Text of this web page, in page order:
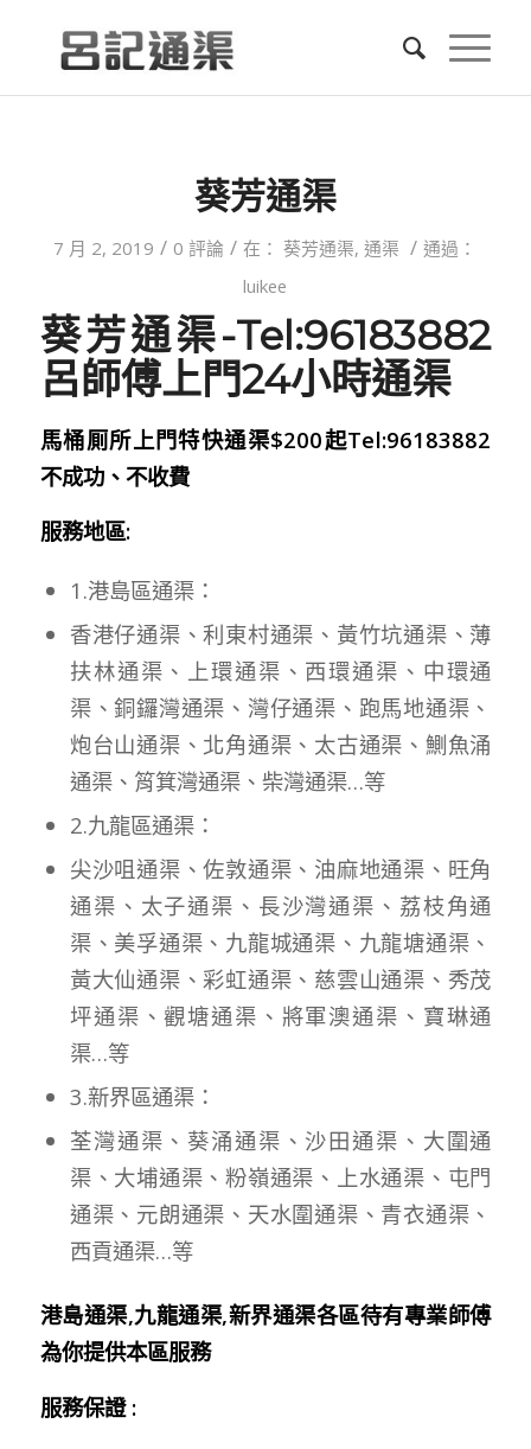
葵芳通渠
7 月 2, 2019 / 0 評論 / 在：葵芳通渠,通渠 / 通過：
luikee
葵芳通渠-Tel:96183882
呂師傅上門24小時通渠
馬桶厠所上門特快通渠$200起Tel:96183882
不成功、不收費
服務地區:
1.港島區通渠：
香港仔通渠、利東村通渠、黃竹坑通渠、薄
扶林通渠、上環通渠、西環通渠、中環通
渠、銅鑼灣通渠、灣仔通渠、跑馬地通渠、
炮台山通渠、北角通渠、太古通渠、鰂魚涌
通渠、筲箕灣通渠、柴灣通渠…等
2.九龍區通渠：
尖沙咀通渠、佐敦通渠、油麻地通渠、旺角
通渠、太子通渠、長沙灣通渠、荔枝角通
渠、美孚通渠、九龍城通渠、九龍塘通渠、
黃大仙通渠、彩虹通渠、慈雲山通渠、秀茂
坪通渠、觀塘通渠、將軍澳通渠、寶琳通
渠…等
3.新界區通渠：
荃灣通渠、葵涌通渠、沙田通渠、大圍通
渠、大埔通渠、粉嶺通渠、上水通渠、屯門
通渠、元朗通渠、天水圍通渠、青衣通渠、
西貢通渠…等
港島通渠,九龍通渠,新界通渠各區待有專業師傅
為你提供本區服務
服務保證 :